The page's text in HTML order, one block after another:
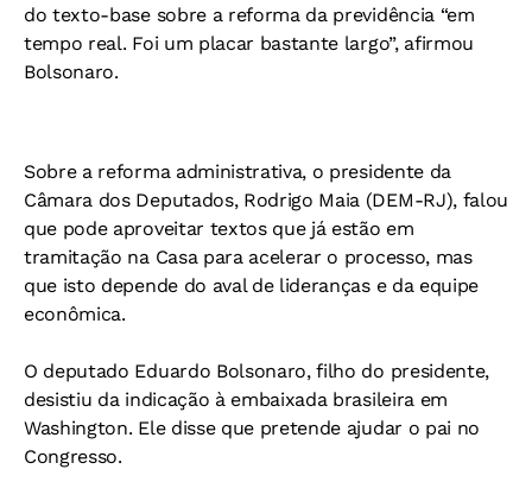
do texto-base sobre a reforma da previdência “em
tempo real. Foi um placar bastante largo”, afirmou
Bolsonaro.
Sobre a reforma administrativa, o presidente da
Câmara dos Deputados, Rodrigo Maia (DEM-RJ), falou
que pode aproveitar textos que já estão em
tramitação na Casa para acelerar o processo, mas
que isto depende do aval de lideranças e da equipe
econômica.
O deputado Eduardo Bolsonaro, filho do presidente,
desistiu da indicação à embaixada brasileira em
Washington. Ele disse que pretende ajudar o pai no
Congresso.